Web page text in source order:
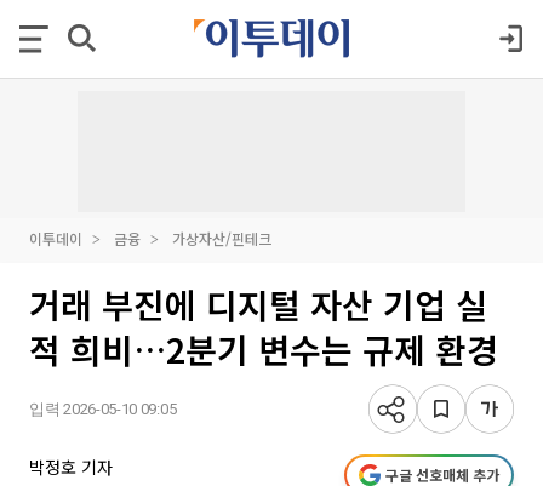
이투데이 금융 가상자산/핀테크
거래 부진에 디지털 자산 기업 실
적 희비…2분기 변수는 규제 환경
입력 2026-05-10 09:05
박정호 기자 구글 선호매체 추가